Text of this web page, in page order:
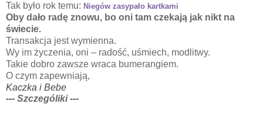
Tak było rok temu: Niegów zasypało kartkami
Oby dało radę znowu, bo oni tam czekają jak nikt na
świecie.
Transakcja jest wymienna.
Wy im życzenia, oni – radość, uśmiech, modlitwy.
Takie dobro zawsze wraca bumerangiem.
O czym zapewniają,
Kaczka i Bebe
--- Szczególiki---